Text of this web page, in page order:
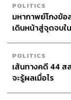
POLITICS
มหากาพย์โกงข้
เดินหน้าสู่จุดจบใ
POLITICS
เส้นทางคดี 44 ส
จะรู้ผลเมื่อไร